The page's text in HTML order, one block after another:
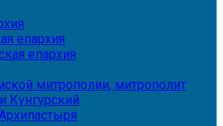
епархия
епархия
митрополии, митрополит
Кунгурский